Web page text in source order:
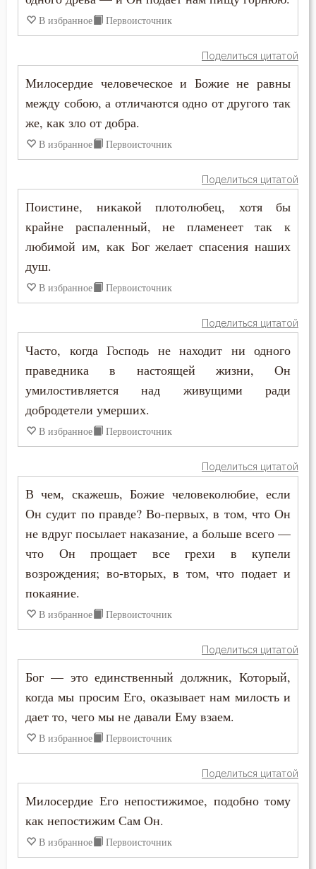
Намерение
Наставление
Начальство
Нерадение
Нечувствие
Обида
Обличение
Одежда
Оскорбление
Оставление Богом
Отчаяние
Очищение
Падение
Память
Печаль
Плач
Подвиг
Подготовка к смерти
Познание себя
В избранное Первоисточник
Поделиться цитатой
Милосердие человеческое и Божие не равны
между собою, а отличаются одно от другого так
же, как зло от добра.
В избранное Первоисточник
Поделиться цитатой
Поистине, никакой плотолюбец, хотя бы
крайне распаленный, не пламенеет так к
любимой им, как Бог желает спасения наших
душ.
В избранное Первоисточник
Поделиться цитатой
Часто, когда Господь не находит ни одного
праведника в настоящей жизни, Он
умилостивляется над живущими ради
добродетели умерших.
В избранное Первоисточник
Поделиться цитатой
В чем, скажешь, Божие человеколюбие, если
Он судит по правде? Во-первых, в том, что Он
не вдруг посылает наказание, а больше всего —
что Он прощает все грехи в купели
возрождения; во-вторых, в том, что подает и
покаяние.
В избранное Первоисточник
Поделиться цитатой
Бог — это единственный должник, Который,
когда мы просим Его, оказывает нам милость и
дает то, чего мы не давали Ему взаем.
В избранное Первоисточник
Поделиться цитатой
Милосердие Его непостижимое, подобно тому
как непостижим Сам Он.
В избранное Первоисточник